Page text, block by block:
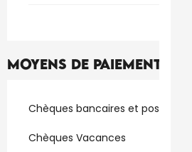
Moyens de paiement
Chèques bancaires et postaux
Chèques Vacances